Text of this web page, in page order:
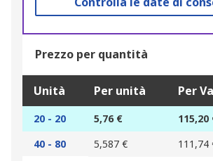
Prezzo per quantità
Unità Per unità Per
20 - 20 5,76 €
115,20
40 - 80
5,587 €
111,74